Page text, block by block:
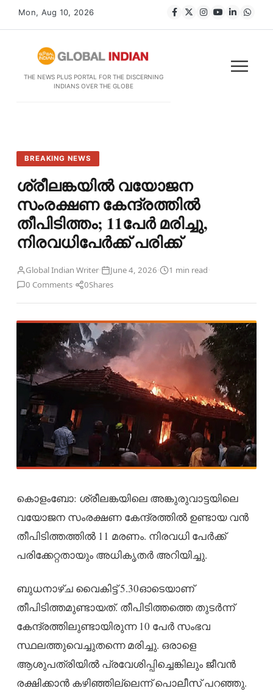
Mon, Aug 10, 2026
THE NEWS PLUS PORTAL FOR THE DISCERNING
INDIANS OVER THE GLOBE
BREAKING NEWS
ശ്രീലങ്കയിൽ വയോജന
സംരക്ഷണ കേന്ദ്രത്തിൽ
തീപിടിത്തം; 11പേർ മരിച്ചു,
നിരവധിപേർക്ക് പരി​ക്ക്
Global Indian Writer· June 4, 2026· 1 min read·
0 Comments· 0Shares
കൊളംബോ: ശ്രീലങ്കയിലെ അങ്കുരുവാട്ടയിലെ
വയോജന സംരക്ഷണ കേന്ദ്രത്തിൽ ഉണ്ടായ വൻ
തീപിടിത്തത്തിൽ 11 മരണം. നിരവധി പേർക്ക്
പരിക്കേറ്റതായും അധികൃതർ അറിയിച്ചു.
ബുധനാഴ്ച വൈകിട്ട് 5.30ഓടെയാണ്
തീപിടിത്തമുണ്ടായത്. തീപിടിത്തത്തെ തുടർന്ന്
കേന്ദ്രത്തിലുണ്ടായിരുന്ന 10 പേർ സംഭവ
സ്ഥലത്തുവെച്ചുതന്നെ മരിച്ചു. ഒരാളെ
ആശുപത്രിയിൽ ​പ്രവേശിപ്പിച്ചെങ്കിലും ജീവൻ
രക്ഷിക്കാൻ കഴിഞ്ഞി​ല്ലെന്ന് പൊലീസ് പറഞ്ഞു.